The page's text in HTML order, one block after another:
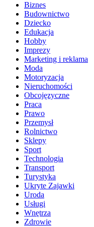
Biznes
Budownictwo
Dziecko
Edukacja
Hobby
Imprezy
Marketing i reklama
Moda
Motoryzacja
Nieruchomości
Obcojęzyczne
Praca
Prawo
Przemysł
Rolnictwo
Sklepy
Sport
Technologia
Transport
Turystyka
Ukryte Zajawki
Uroda
Usługi
Wnętrza
Zdrowie